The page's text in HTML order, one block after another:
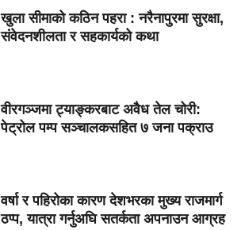
खुला सीमाको कठिन पहरा : नरैनापुरमा सुरक्षा,
संवेदनशीलता र सहकार्यको कथा
वीरगञ्जमा ट्याङ्करबाट अवैध तेल चोरी:
पेट्रोल पम्प सञ्चालकसहित ७ जना पक्राउ
वर्षा र पहिरोका कारण देशभरका मुख्य राजमार्ग
ठप्प, यात्रा गर्नुअघि सतर्कता अपनाउन आग्रह